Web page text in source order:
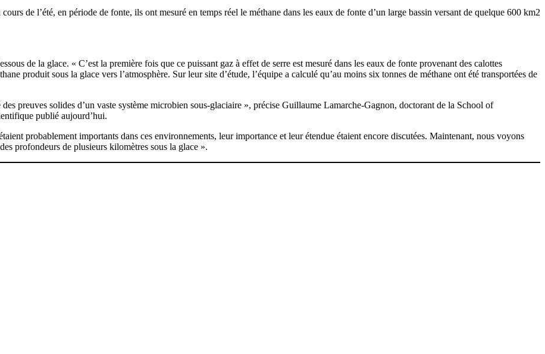
de l’été, en période de fonte, ils ont mesuré en temps réel le méthane dans les eaux de fonte d’un large bassin versant de quelque 600 km2
de la glace. « C’est la première fois que ce puissant gaz à effet de serre est mesuré dans les eaux de fonte provenant des calottes
produit sous la glace vers l’atmosphère. Sur leur site d’étude, l’équipe a calculé qu’au moins six tonnes de méthane ont été transportées de
preuves solides d’un vaste système microbien sous-glaciaire », précise Guillaume Lamarche-Gagnon, doctorant de la School of
publié aujourd’hui.
probablement importants dans ces environnements, leur importance et leur étendue étaient encore discutées. Maintenant, nous voyons
profondeurs de plusieurs kilomètres sous la glace ».